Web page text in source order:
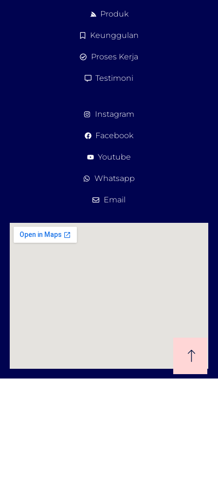
Produk
Keunggulan
Proses Kerja
Testimoni
Instagram
Facebook
Youtube
Whatsapp
Email